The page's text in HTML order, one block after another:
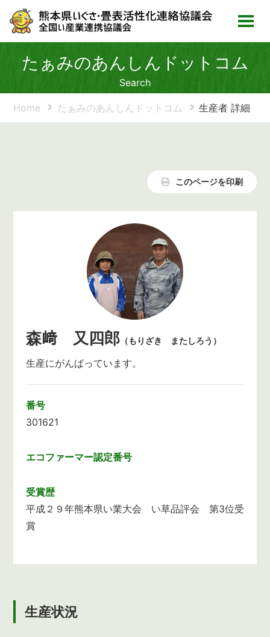
たぁみのあんしんドットコム
Search
Home たぁみのあんしんドットコム 生産者 詳細
このページを印刷
森﨑 又四郎（もりざき またしろう）
生産にがんばっています。
番号
301621
エコファーマー認定番号
受賞歴
平成２９年熊本県い業大会 い草品評会 第3位受
賞
生産状況